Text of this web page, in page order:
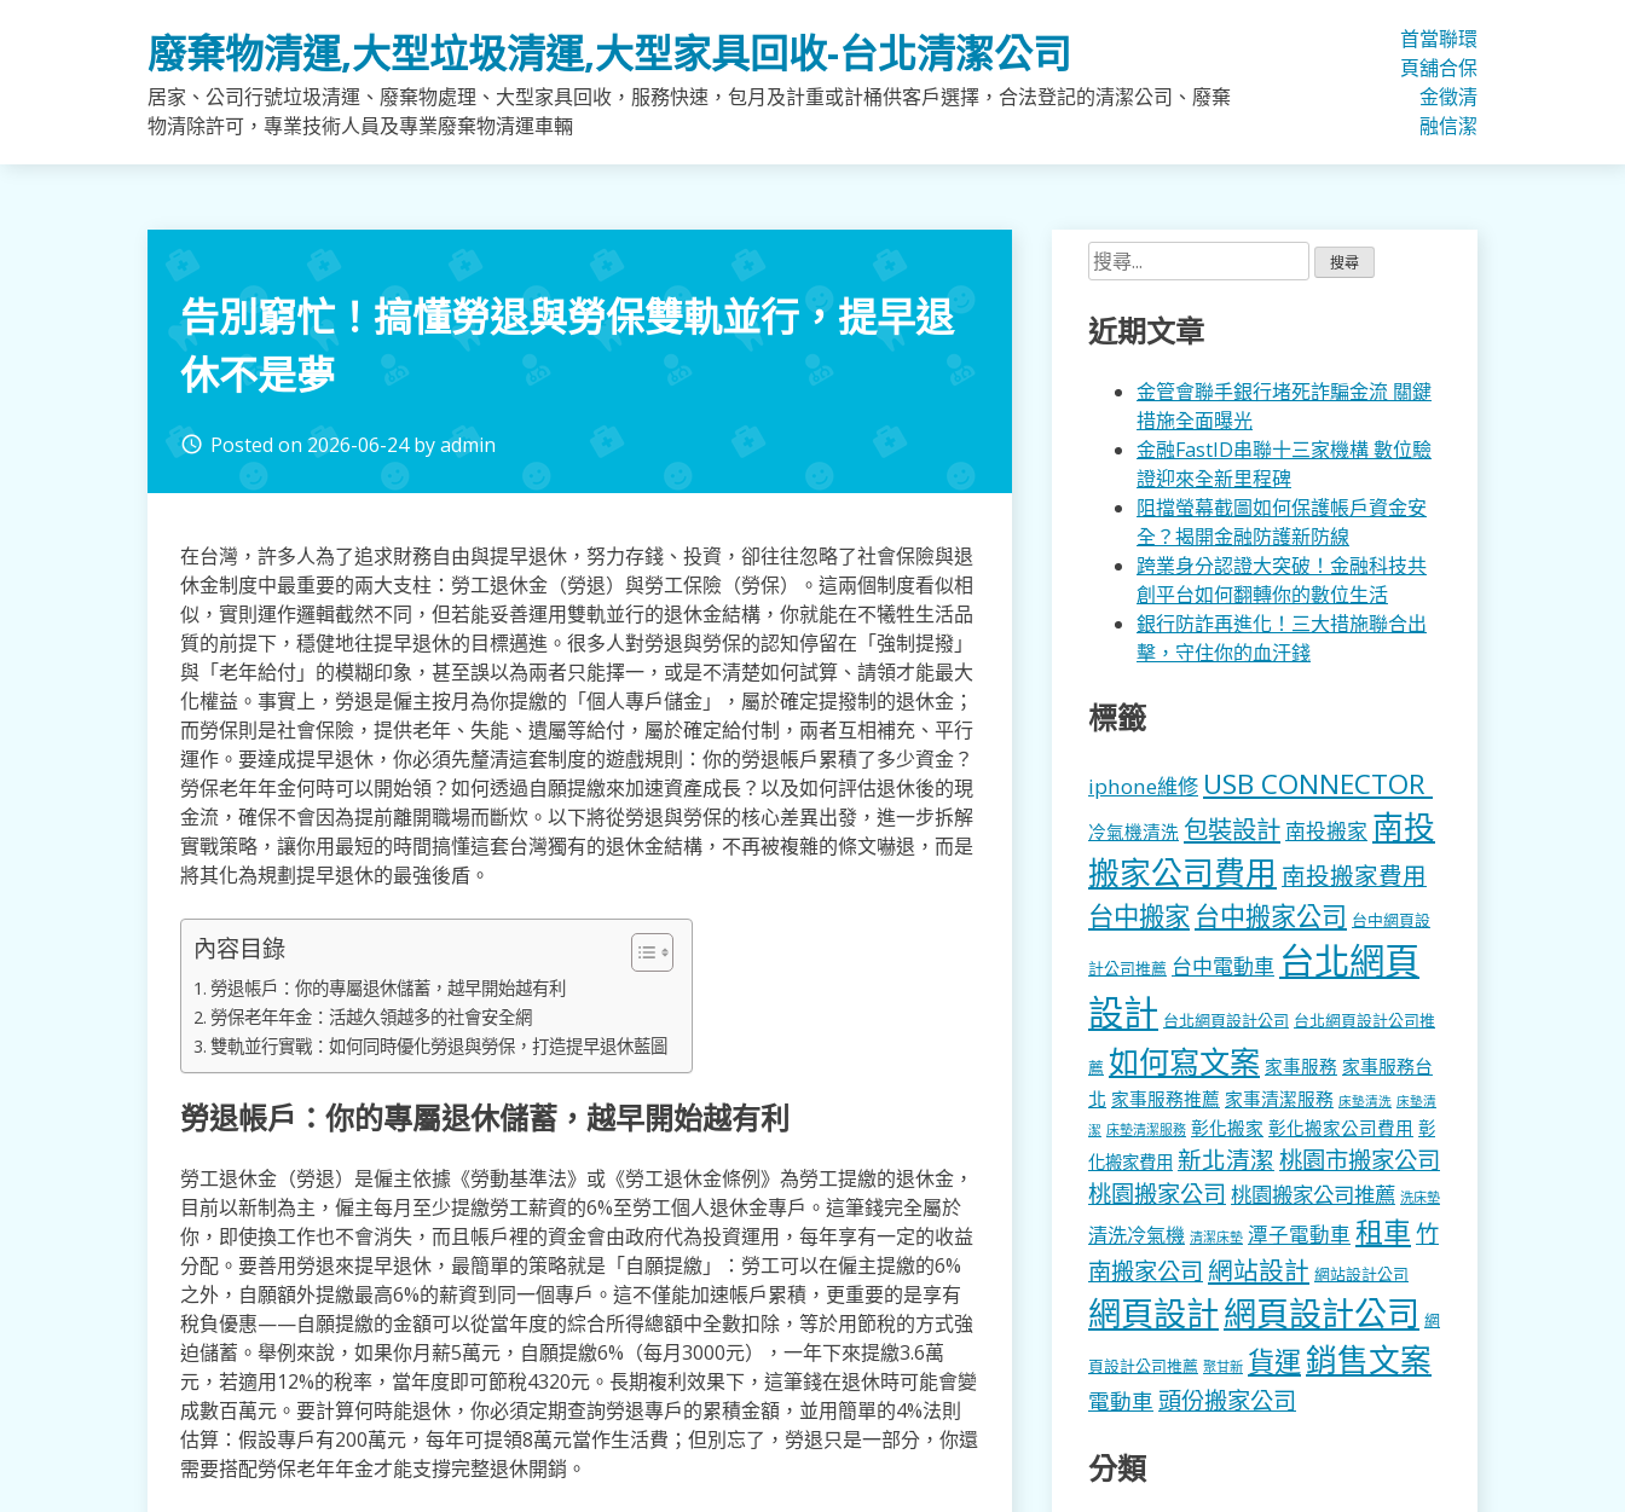
廢棄物清運,大型垃圾清運,大型家具回收-台北清潔公司
居家、公司行號垃圾清運、廢棄物處理、大型家具回收，服務快速，包月及計重或計桶供客戶選擇，合法登記的清潔公司、廢棄
物清除許可，專業技術人員及專業廢棄物清運車輛
首
頁
當
舖
金
融
聯
合
徵
信
環
保
清
潔
告別窮忙！搞懂勞退與勞保雙軌並行，提早退
休不是夢
access_time Posted on2026-06-24byadmin
在台灣，許多人為了追求財務自由與提早退休，努力存錢、投資，卻往往忽略了社會保險與退
休金制度中最重要的兩大支柱：勞工退休金（勞退）與勞工保險（勞保）。這兩個制度看似相
似，實則運作邏輯截然不同，但若能妥善運用雙軌並行的退休金結構，你就能在不犧牲生活品
質的前提下，穩健地往提早退休的目標邁進。很多人對勞退與勞保的認知停留在「強制提撥」
與「老年給付」的模糊印象，甚至誤以為兩者只能擇一，或是不清楚如何試算、請領才能最大
化權益。事實上，勞退是僱主按月為你提繳的「個人專戶儲金」，屬於確定提撥制的退休金；
而勞保則是社會保險，提供老年、失能、遺屬等給付，屬於確定給付制，兩者互相補充、平行
運作。要達成提早退休，你必須先釐清這套制度的遊戲規則：你的勞退帳戶累積了多少資金？
勞保老年年金何時可以開始領？如何透過自願提繳來加速資產成長？以及如何評估退休後的現
金流，確保不會因為提前離開職場而斷炊。以下將從勞退與勞保的核心差異出發，進一步拆解
實戰策略，讓你用最短的時間搞懂這套台灣獨有的退休金結構，不再被複雜的條文嚇退，而是
將其化為規劃提早退休的最強後盾。
內容目錄
勞退帳戶：你的專屬退休儲蓄，越早開始越有利
勞保老年年金：活越久領越多的社會安全網
雙軌並行實戰：如何同時優化勞退與勞保，打造提早退休藍圖
勞退帳戶：你的專屬退休儲蓄，越早開始越有利
勞工退休金（勞退）是僱主依據《勞動基準法》或《勞工退休金條例》為勞工提繳的退休金，
目前以新制為主，僱主每月至少提繳勞工薪資的6%至勞工個人退休金專戶。這筆錢完全屬於
你，即使換工作也不會消失，而且帳戶裡的資金會由政府代為投資運用，每年享有一定的收益
分配。要善用勞退來提早退休，最簡單的策略就是「自願提繳」：勞工可以在僱主提繳的6%
之外，自願額外提繳最高6%的薪資到同一個專戶。這不僅能加速帳戶累積，更重要的是享有
稅負優惠——自願提繳的金額可以從當年度的綜合所得總額中全數扣除，等於用節稅的方式強
迫儲蓄。舉例來說，如果你月薪5萬元，自願提繳6%（每月3000元），一年下來提繳3.6萬
元，若適用12%的稅率，當年度即可節稅4320元。長期複利效果下，這筆錢在退休時可能會變
成數百萬元。要計算何時能退休，你必須定期查詢勞退專戶的累積金額，並用簡單的4%法則
估算：假設專戶有200萬元，每年可提領8萬元當作生活費；但別忘了，勞退只是一部分，你還
需要搭配勞保老年年金才能支撐完整退休開銷。
搜
尋
關
鍵
近期文章
金管會聯手銀行堵死詐騙金流 關鍵
措施全面曝光
金融FastID串聯十三家機構 數位驗
證迎來全新里程碑
阻擋螢幕截圖如何保護帳戶資金安
全？揭開金融防護新防線
跨業身分認證大突破！金融科技共
創平台如何翻轉你的數位生活
銀行防詐再進化！三大措施聯合出
擊，守住你的血汗錢
標籤
iphone維修 USB CONNECTOR
冷氣機清洗 包裝設計 南投搬家 南投
搬家公司費用 南投搬家費用
台中搬家 台中搬家公司 台中網頁設
計公司推薦 台中電動車 台北網頁
設計 台北網頁設計公司 台北網頁設計公司推
薦 如何寫文案 家事服務 家事服務台
北 家事服務推薦 家事清潔服務 床墊清洗 床墊清
潔 床墊清潔服務 彰化搬家 彰化搬家公司費用 彰
化搬家費用 新北清潔 桃園市搬家公司
桃園搬家公司 桃園搬家公司推薦 洗床墊
清洗冷氣機 清潔床墊 潭子電動車 租車竹
南搬家公司 網站設計 網站設計公司
網頁設計網頁設計公司 網
頁設計公司推薦 聚甘新 貨運銷售文案
電動車 頭份搬家公司
分類